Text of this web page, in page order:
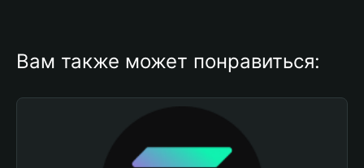
Вам также может понравиться: